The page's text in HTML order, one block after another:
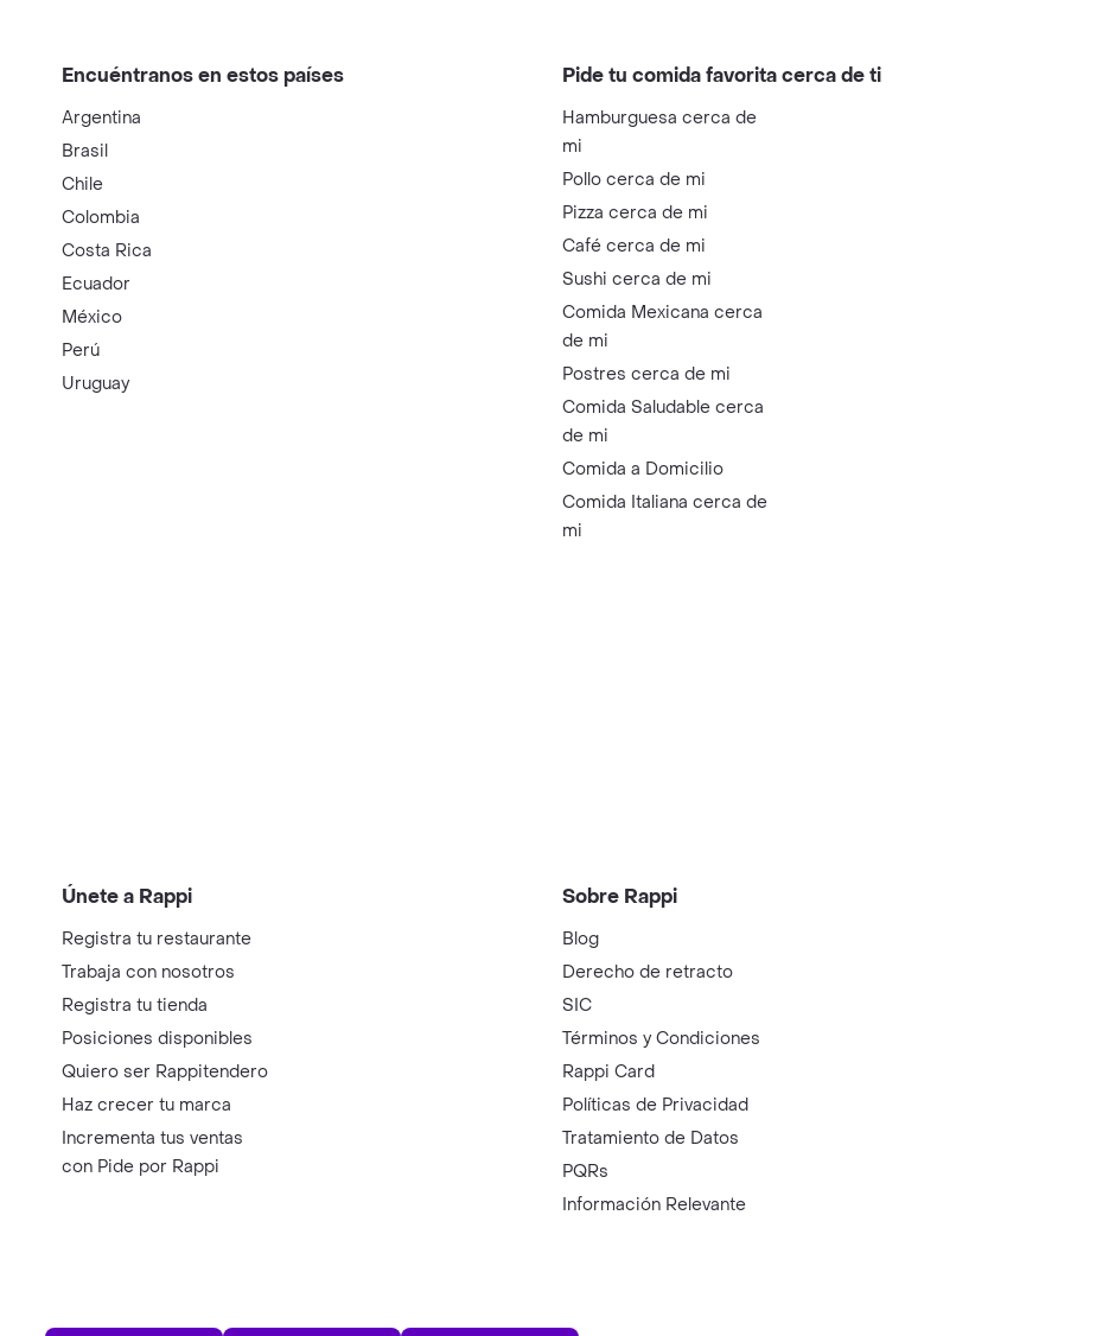
Encuéntranos en estos países
Argentina
Brasil
Chile
Colombia
Costa Rica
Ecuador
México
Perú
Uruguay
Pide tu comida favorita cerca de ti
Hamburguesa cerca de
mi
Pollo cerca de mi
Pizza cerca de mi
Café cerca de mi
Sushi cerca de mi
Comida Mexicana cerca
de mi
Postres cerca de mi
Comida Saludable cerca
de mi
Comida a Domicilio
Comida Italiana cerca de
mi
Únete a Rappi
Registra tu restaurante
Trabaja con nosotros
Registra tu tienda
Posiciones disponibles
Quiero ser Rappitendero
Haz crecer tu marca
Incrementa tus ventas
con Pide por Rappi
Sobre Rappi
Blog
Derecho de retracto
SIC
Términos y Condiciones
Rappi Card
Políticas de Privacidad
Tratamiento de Datos
PQRs
Información Relevante